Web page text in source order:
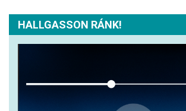
HALLGASSON RÁNK!